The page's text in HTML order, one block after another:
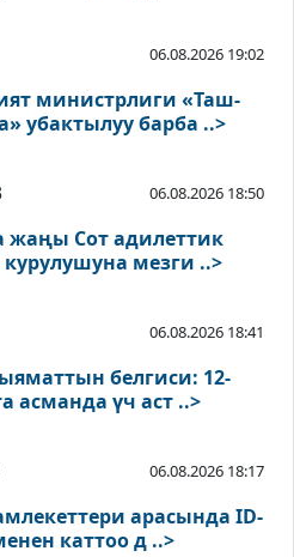
06.08.2026 19:02
министрлиги «Таш-
убактылуу барба ..>
06.08.2026 18:50
жаңы Сот адилеттик
мезги ..>
06.08.2026 18:41
белгиси: 12-
асманда үч аст ..>
06.08.2026 18:17
арасында ID-
каттоо д ..>